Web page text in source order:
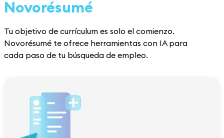
Novorésumé
Tu objetivo de currículum es solo el comienzo.
Novorésumé te ofrece herramientas con IA para
cada paso de tu búsqueda de empleo.